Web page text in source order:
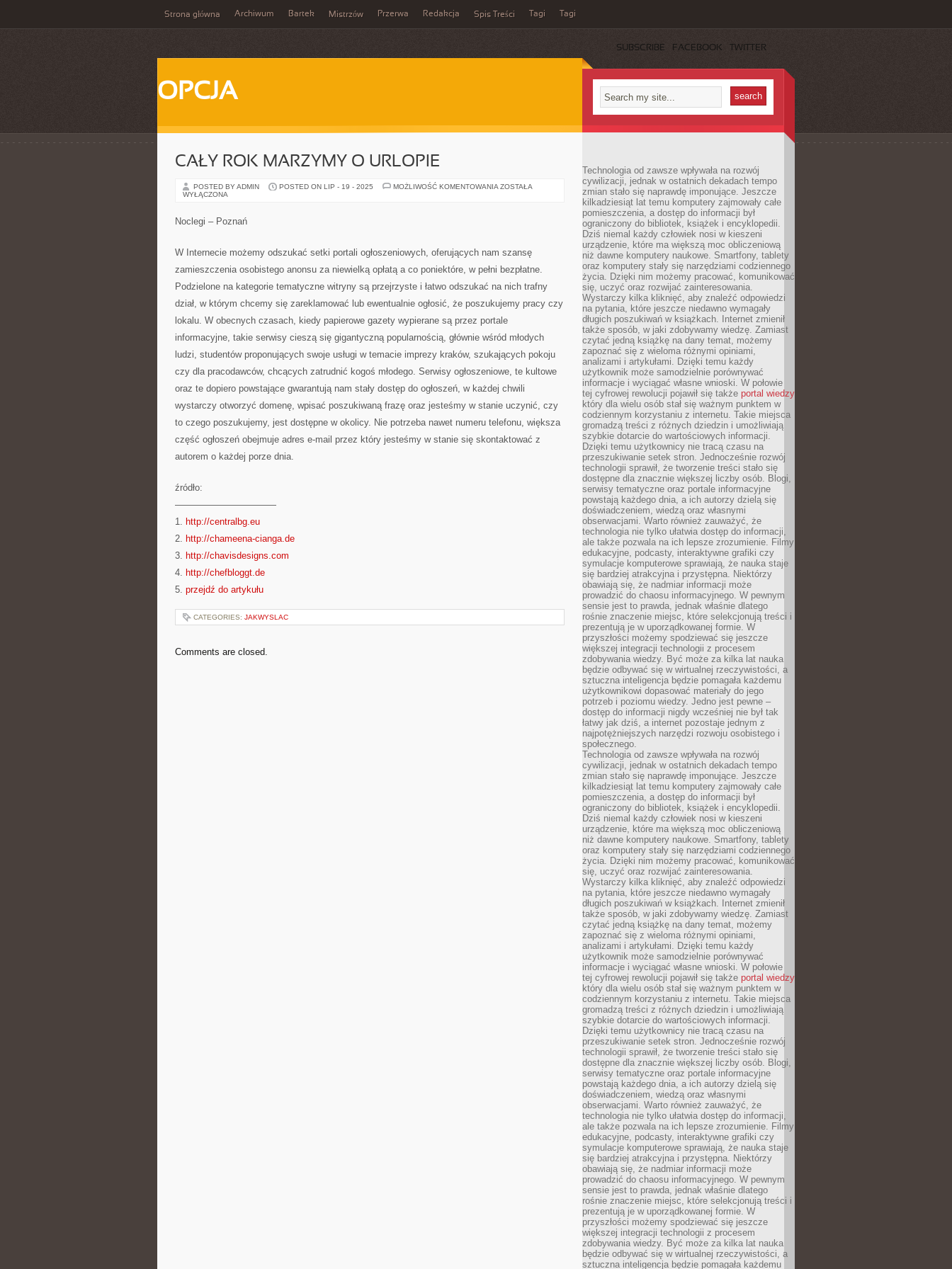
Strona główna Archiwum Bartek Mistrzów Przerwa Redakcja Spis Treści Tagi Tagi
SUBSCRIBE FACEBOOK TWITTER
OPCJA
CAŁY ROK MARZYMY O URLOPIE
POSTED BY ADMIN POSTED ON LIP - 19 - 2025 MOŻLIWOŚĆ KOMENTOWANIA CAŁY
ZOSTAŁA
WYŁĄCZONA
Noclegi – Poznań
W Internecie możemy odszukać setki portali ogłoszeniowych, oferujących nam szansę
zamieszczenia osobistego anonsu za niewielką opłatą a co poniektóre, w pełni bezpłatne.
Podzielone na kategorie tematyczne witryny są przejrzyste i łatwo odszukać na nich trafny
dział, w którym chcemy się zareklamować lub ewentualnie ogłosić, że poszukujemy pracy czy
lokalu. W obecnych czasach, kiedy papierowe gazety wypierane są przez portale
informacyjne, takie serwisy cieszą się gigantyczną popularnością, głównie wśród młodych
ludzi, studentów proponujących swoje usługi w temacie imprezy kraków, szukających pokoju
czy dla pracodawców, chcących zatrudnić kogoś młodego. Serwisy ogłoszeniowe, te kultowe
oraz te dopiero powstające gwarantują nam stały dostęp do ogłoszeń, w każdej chwili
wystarczy otworzyć domenę, wpisać poszukiwaną frazę oraz jesteśmy w stanie uczynić, czy
to czego poszukujemy, jest dostępne w okolicy. Nie potrzeba nawet numeru telefonu, większa
część ogłoszeń obejmuje adres e-mail przez który jesteśmy w stanie się skontaktować z
autorem o każdej porze dnia.
źródło:
———————————
1. http://centralbg.eu
2. http://chameena-cianga.de
3. http://chavisdesigns.com
4. http://chefbloggt.de
5. przejdź do artykułu
CATEGORIES: JAKWYSLAC
Comments are closed.
Technologia od zawsze wpływała na rozwój
cywilizacji, jednak w ostatnich dekadach tempo
zmian stało się naprawdę imponujące. Jeszcze
kilkadziesiąt lat temu komputery zajmowały całe
pomieszczenia, a dostęp do informacji był
ograniczony do bibliotek, książek i encyklopedii.
Dziś niemal każdy człowiek nosi w kieszeni
urządzenie, które ma większą moc obliczeniową
niż dawne komputery naukowe. Smartfony, tablety
oraz komputery stały się narzędziami codziennego
życia. Dzięki nim możemy pracować, komunikować
się, uczyć oraz rozwijać zainteresowania.
Wystarczy kilka kliknięć, aby znaleźć odpowiedzi
na pytania, które jeszcze niedawno wymagały
długich poszukiwań w książkach. Internet zmienił
także sposób, w jaki zdobywamy wiedzę. Zamiast
czytać jedną książkę na dany temat, możemy
zapoznać się z wieloma różnymi opiniami,
analizami i artykułami. Dzięki temu każdy
użytkownik może samodzielnie porównywać
informacje i wyciągać własne wnioski. W połowie
tej cyfrowej rewolucji pojawił się także portal wiedzy
który dla wielu osób stał się ważnym punktem w
codziennym korzystaniu z internetu. Takie miejsca
gromadzą treści z różnych dziedzin i umożliwiają
szybkie dotarcie do wartościowych informacji.
Dzięki temu użytkownicy nie tracą czasu na
przeszukiwanie setek stron. Jednocześnie rozwój
technologii sprawił, że tworzenie treści stało się
dostępne dla znacznie większej liczby osób. Blogi,
serwisy tematyczne oraz portale informacyjne
powstają każdego dnia, a ich autorzy dzielą się
doświadczeniem, wiedzą oraz własnymi
obserwacjami. Warto również zauważyć, że
technologia nie tylko ułatwia dostęp do informacji,
ale także pozwala na ich lepsze zrozumienie. Filmy
edukacyjne, podcasty, interaktywne grafiki czy
symulacje komputerowe sprawiają, że nauka staje
się bardziej atrakcyjna i przystępna. Niektórzy
obawiają się, że nadmiar informacji może
prowadzić do chaosu informacyjnego. W pewnym
sensie jest to prawda, jednak właśnie dlatego
rośnie znaczenie miejsc, które selekcjonują treści i
prezentują je w uporządkowanej formie. W
przyszłości możemy spodziewać się jeszcze
większej integracji technologii z procesem
zdobywania wiedzy. Być może za kilka lat nauka
będzie odbywać się w wirtualnej rzeczywistości, a
sztuczna inteligencja będzie pomagała każdemu
użytkownikowi dopasować materiały do jego
potrzeb i poziomu wiedzy. Jedno jest pewne –
dostęp do informacji nigdy wcześniej nie był tak
łatwy jak dziś, a internet pozostaje jednym z
najpotężniejszych narzędzi rozwoju osobistego i
społecznego.
Technologia od zawsze wpływała na rozwój
cywilizacji, jednak w ostatnich dekadach tempo
zmian stało się naprawdę imponujące. Jeszcze
kilkadziesiąt lat temu komputery zajmowały całe
pomieszczenia, a dostęp do informacji był
ograniczony do bibliotek, książek i encyklopedii.
Dziś niemal każdy człowiek nosi w kieszeni
urządzenie, które ma większą moc obliczeniową
niż dawne komputery naukowe. Smartfony, tablety
oraz komputery stały się narzędziami codziennego
życia. Dzięki nim możemy pracować, komunikować
się, uczyć oraz rozwijać zainteresowania.
Wystarczy kilka kliknięć, aby znaleźć odpowiedzi
na pytania, które jeszcze niedawno wymagały
długich poszukiwań w książkach. Internet zmienił
także sposób, w jaki zdobywamy wiedzę. Zamiast
czytać jedną książkę na dany temat, możemy
zapoznać się z wieloma różnymi opiniami,
analizami i artykułami. Dzięki temu każdy
użytkownik może samodzielnie porównywać
informacje i wyciągać własne wnioski. W połowie
tej cyfrowej rewolucji pojawił się także portal wiedzy
który dla wielu osób stał się ważnym punktem w
codziennym korzystaniu z internetu. Takie miejsca
gromadzą treści z różnych dziedzin i umożliwiają
szybkie dotarcie do wartościowych informacji.
Dzięki temu użytkownicy nie tracą czasu na
przeszukiwanie setek stron. Jednocześnie rozwój
technologii sprawił, że tworzenie treści stało się
dostępne dla znacznie większej liczby osób. Blogi,
serwisy tematyczne oraz portale informacyjne
powstają każdego dnia, a ich autorzy dzielą się
doświadczeniem, wiedzą oraz własnymi
obserwacjami. Warto również zauważyć, że
technologia nie tylko ułatwia dostęp do informacji,
ale także pozwala na ich lepsze zrozumienie. Filmy
edukacyjne, podcasty, interaktywne grafiki czy
symulacje komputerowe sprawiają, że nauka staje
się bardziej atrakcyjna i przystępna. Niektórzy
obawiają się, że nadmiar informacji może
prowadzić do chaosu informacyjnego. W pewnym
sensie jest to prawda, jednak właśnie dlatego
rośnie znaczenie miejsc, które selekcjonują treści i
prezentują je w uporządkowanej formie. W
przyszłości możemy spodziewać się jeszcze
większej integracji technologii z procesem
zdobywania wiedzy. Być może za kilka lat nauka
będzie odbywać się w wirtualnej rzeczywistości, a
sztuczna inteligencja będzie pomagała każdemu